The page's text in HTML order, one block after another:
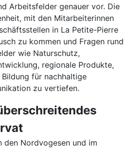
Arbeitsfelder genauer vor. Die
mit den Mitarbeiterinnen
in La Petite-Pierre
zu kommen und Fragen rund
wie Naturschutz,
regionale Produkte,
für nachhaltige
zu vertiefen.
den Nordvogesen und im